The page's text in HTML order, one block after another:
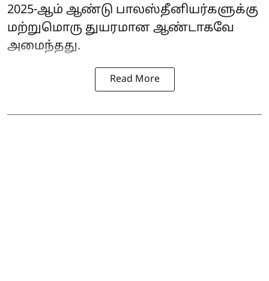
2025-ஆம் ஆண்டு பாலஸ்தீனியர்களுக்கு
மற்றுமொரு துயரமான ஆண்டாகவே
அமைந்தது.
Read More